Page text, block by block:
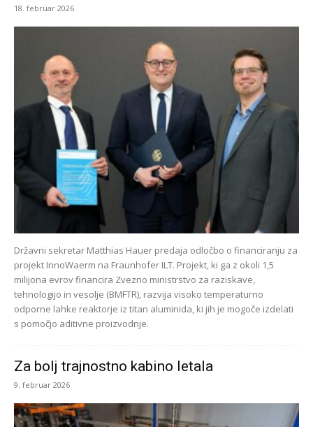
18. februar 2026
Državni sekretar Matthias Hauer predaja odločbo o financiranju za
projekt InnoWaerm na Fraunhofer ILT. Projekt, ki ga z okoli 1,5
milijona evrov financira Zvezno ministrstvo za raziskave,
tehnologijo in vesolje (BMFTR), razvija visoko temperaturno
odporne lahke reaktorje iz titan aluminida, ki jih je mogoče izdelati
s pomočjo aditivne proizvodnje.
Za bolj trajnostno kabino letala
9. februar 2026